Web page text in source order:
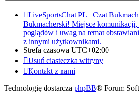
LiveSportsChat.PL - Czat
Bukmacherski! Miejsce
poglądów i uwag na temat
z innymi użytkownikami.
Strefa czasowa UTC+02:00
Usuń ciasteczka witryny
Kontakt z nami
Technologię dostarcza phpBB® Forum